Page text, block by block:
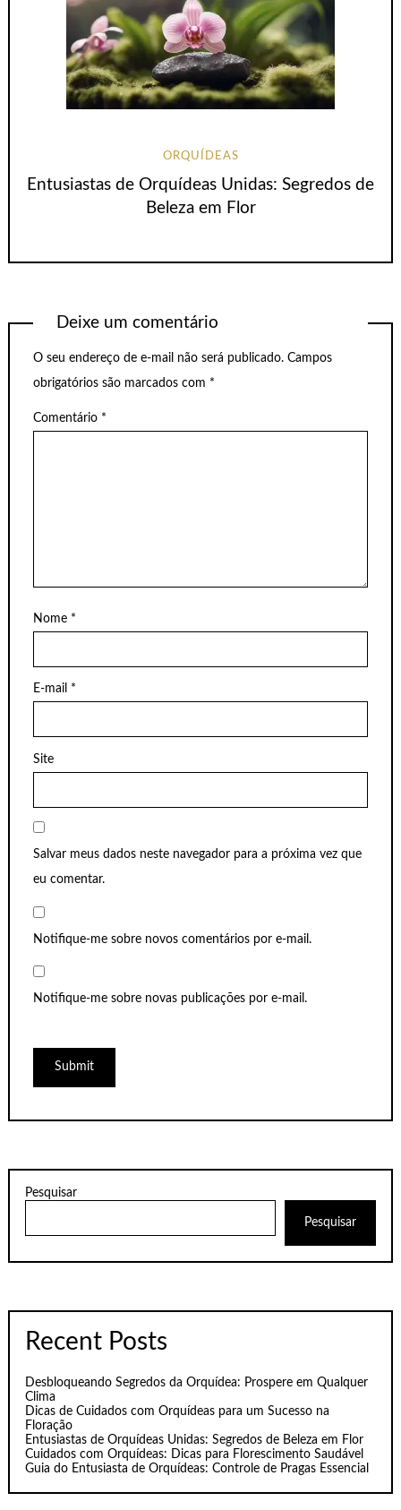
ORQUÍDEAS
Entusiastas de Orquídeas Unidas: Segredos de
Beleza em Flor
Deixe um comentário
O seu endereço de e-mail não será publicado. Campos
obrigatórios são marcados com *
Comentário *
Nome *
E-mail *
Site
Salvar meus dados neste navegador para a próxima vez que
eu comentar.
Notifique-me sobre novos comentários por e-mail.
Notifique-me sobre novas publicações por e-mail.
Pesquisar
Pesquisar
Recent Posts
Desbloqueando Segredos da Orquídea: Prospere em Qualquer
Clima
Dicas de Cuidados com Orquídeas para um Sucesso na
Floração
Entusiastas de Orquídeas Unidas: Segredos de Beleza em Flor
Cuidados com Orquídeas: Dicas para Florescimento Saudável
Guia do Entusiasta de Orquídeas: Controle de Pragas Essencial